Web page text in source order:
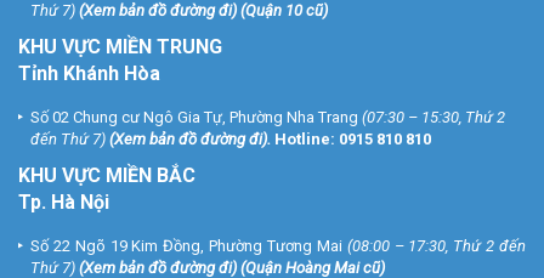
Thứ 7) (Xem bản đồ đường đi) (Quận 10 cũ)
KHU VỰC MIỀN TRUNG
Tỉnh Khánh Hòa
Số 02 Chung cư Ngô Gia Tự, Phường Nha Trang (07:30 – 15:30, Thứ 2
đến Thứ 7) (Xem bản đồ đường đi). Hotline: 0915 810 810
KHU VỰC MIỀN BẮC
Tp. Hà Nội
Số 22 Ngõ 19 Kim Đồng, Phường Tương Mai (08:00 – 17:30, Thứ 2 đến
Thứ 7) (Xem bản đồ đường đi) (Quận Hoàng Mai cũ)